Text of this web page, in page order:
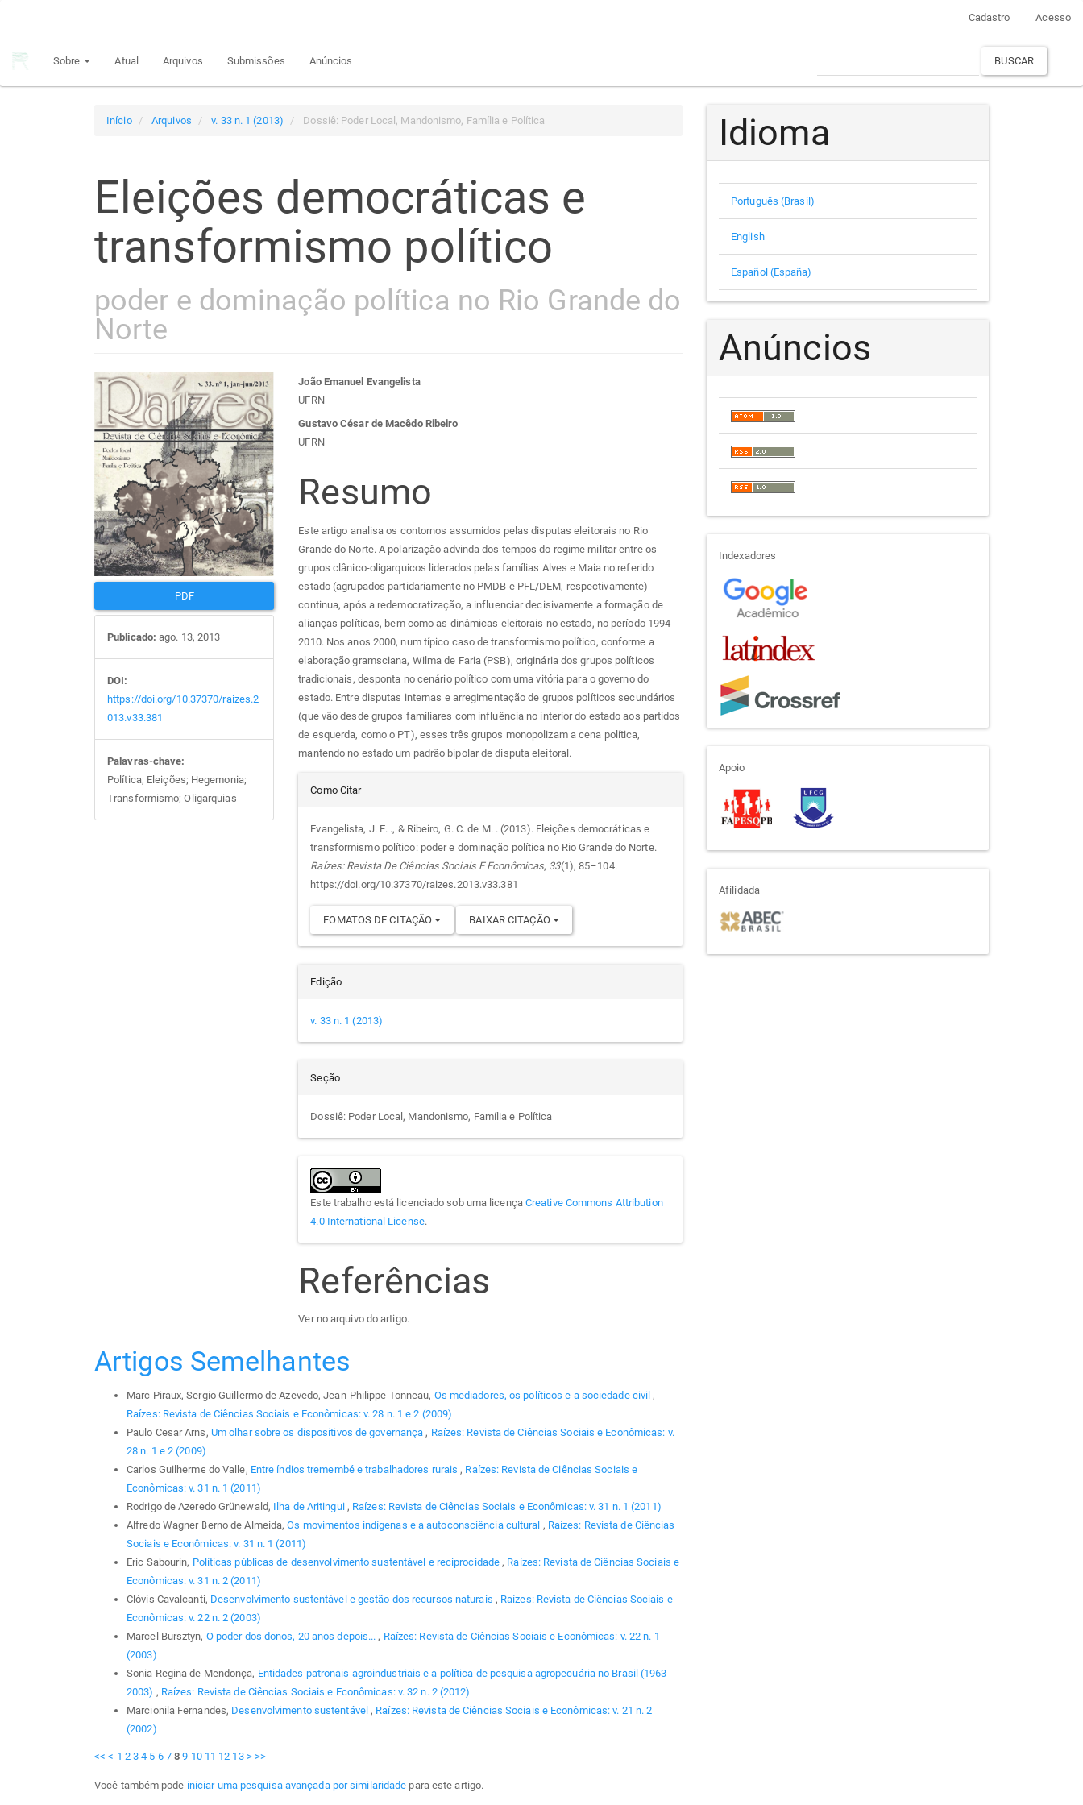
principal
Cadastro Acesso
Sobre Atual Arquivos Submissões Anúncios BUSCAR
Início Arquivos v. 33 n. 1 (2013) Dossiê: Poder Local, Mandonismo, Família e Política
Eleições democráticas e
transformismo político
poder e dominação política no Rio Grande do
Norte
Barra
lateral
de
artigos
PDF
Publicado: ago. 13, 2013
DOI:
https://doi.org/10.37370/raizes.2
013.v33.381
Palavras-chave:
Política; Eleições; Hegemonia;
Transformismo; Oligarquias
Conteúdo
do
artigo
principal
João Emanuel Evangelista
UFRN
Gustavo César de Macêdo Ribeiro
UFRN
Resumo
Este artigo analisa os contornos assumidos pelas disputas eleitorais no Rio
Grande do Norte. A polarização advinda dos tempos do regime militar entre os
grupos clânico-oligarquicos liderados pelas famílias Alves e Maia no referido
estado (agrupados partidariamente no PMDB e PFL/DEM, respectivamente)
continua, após a redemocratização, a influenciar decisivamente a formação de
alianças políticas, bem como as dinâmicas eleitorais no estado, no período 1994-
2010. Nos anos 2000, num típico caso de transformismo político, conforme a
elaboração gramsciana, Wilma de Faria (PSB), originária dos grupos políticos
tradicionais, desponta no cenário político com uma vitória para o governo do
estado. Entre disputas internas e arregimentação de grupos políticos secundários
(que vão desde grupos familiares com influência no interior do estado aos partidos
de esquerda, como o PT), esses três grupos monopolizam a cena política,
mantendo no estado um padrão bipolar de disputa eleitoral.
Detalhes
do
artigo
Como Citar
Evangelista, J. E. ., & Ribeiro, G. C. de M. . (2013). Eleições democráticas e
transformismo político: poder e dominação política no Rio Grande do Norte.
Raízes: Revista De Ciências Sociais E Econômicas, 33(1), 85–104.
https://doi.org/10.37370/raizes.2013.v33.381
FOMATOS DE CITAÇÃO BAIXAR CITAÇÃO
Edição
v. 33 n. 1 (2013)
Seção
Dossiê: Poder Local, Mandonismo, Família e Política
Este trabalho está licenciado sob uma licença Creative Commons Attribution
4.0 International License.
Referências
Ver no arquivo do artigo.
Artigos Semelhantes
Marc Piraux, Sergio Guillermo de Azevedo, Jean-Philippe Tonneau, Os mediadores, os políticos e a sociedade civil ,
Raízes: Revista de Ciências Sociais e Econômicas: v. 28 n. 1 e 2 (2009)
Paulo Cesar Arns, Um olhar sobre os dispositivos de governança , Raízes: Revista de Ciências Sociais e Econômicas: v.
28 n. 1 e 2 (2009)
Carlos Guilherme do Valle, Entre índios tremembé e trabalhadores rurais , Raízes: Revista de Ciências Sociais e
Econômicas: v. 31 n. 1 (2011)
Rodrigo de Azeredo Grünewald, Ilha de Aritingui , Raízes: Revista de Ciências Sociais e Econômicas: v. 31 n. 1 (2011)
Alfredo Wagner Berno de Almeida,Os movimentos indígenas e a autoconsciência cultural , Raízes: Revista de Ciências
Sociais e Econômicas: v. 31 n. 1 (2011)
Eric Sabourin, Políticas públicas de desenvolvimento sustentável e reciprocidade , Raízes: Revista de Ciências Sociais e
Econômicas: v. 31 n. 2 (2011)
Clóvis Cavalcanti, Desenvolvimento sustentável e gestão dos recursos naturais , Raízes: Revista de Ciências Sociais e
Econômicas: v. 22 n. 2 (2003)
Marcel Bursztyn, O poder dos donos, 20 anos depois... , Raízes: Revista de Ciências Sociais e Econômicas: v. 22 n. 1
(2003)
Sonia Regina de Mendonça, Entidades patronais agroindustriais e a política de pesquisa agropecuária no Brasil (1963-
2003) , Raízes: Revista de Ciências Sociais e Econômicas: v. 32 n. 2 (2012)
Marcionila Fernandes, Desenvolvimento sustentável , Raízes: Revista de Ciências Sociais e Econômicas: v. 21 n. 2
(2002)
<< < 1 2 3 4 5 6 7 8 9 10 11 12 13 > >>
Você também pode iniciar uma pesquisa avançada por similaridade para este artigo.
Idioma
Português (Brasil)
English
Español (España)
Anúncios
indexadores
Indexadores
apoio
Apoio
afiliada
Afilidada